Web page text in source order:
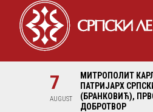
7
AUGUST
МИТРОПОЛИТ
ПАТРИЈАРХ
(БРАНКОВИЋ),
ДОБРОТВОР